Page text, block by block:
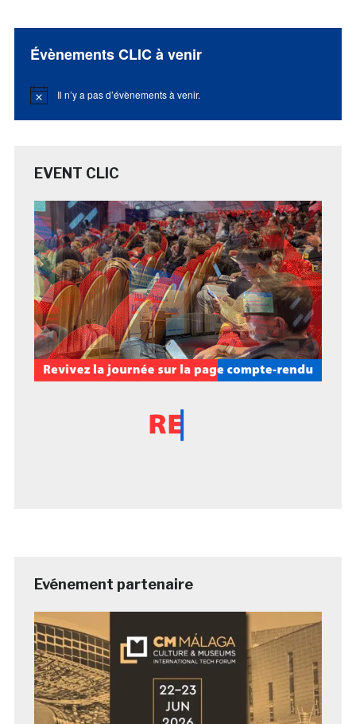
Évènements CLIC à venir
Notice Il n’y a pas d’évènements à venir.
EVENT CLIC
Evénement partenaire